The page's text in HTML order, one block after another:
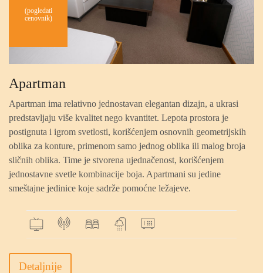
(pogledati
cenovnik)
Apartman
Apartman ima relativno jednostavan elegantan dizajn, a ukrasi
predstavljaju više kvalitet nego kvantitet. Lepota prostora je
postignuta i igrom svetlosti, korišćenjem osnovnih geometrijskih
oblika za konture, primenom samo jednog oblika ili malog broja
sličnih oblika. Time je stvorena ujednačenost, korišćenjem
jednostavne svetle kombinacije boja. Apartmani su jedine
smeštajne jedinice koje sadrže pomoćne ležajeve.
Detaljnije